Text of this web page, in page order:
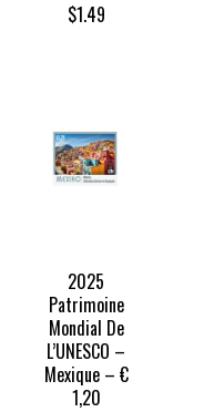
$1.49
2025
Patrimoine
Mondial De
L’UNESCO –
Mexique – €
1,20